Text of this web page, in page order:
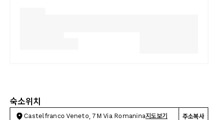
숙소위치
Castelfranco Veneto, 7M Via Romanina지도보기 주소복사